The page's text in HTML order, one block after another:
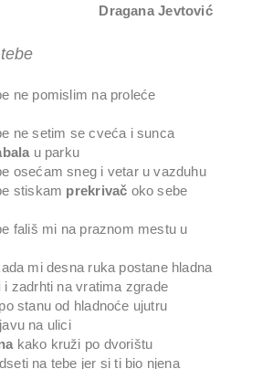
Dragana Jevtović
ne pomislim na proleće
ne setim se cveća i sunca
u parku
osećam sneg i vetar u vazduhu
stiskam prekrivač oko sebe
fališ mi na praznom mestu u
mi desna ruka postane hladna
i zadrhti na vratima zgrade
stanu od hladnoće ujutru
na ulici
kako kruži po dvorištu
na tebe jer si ti bio njena